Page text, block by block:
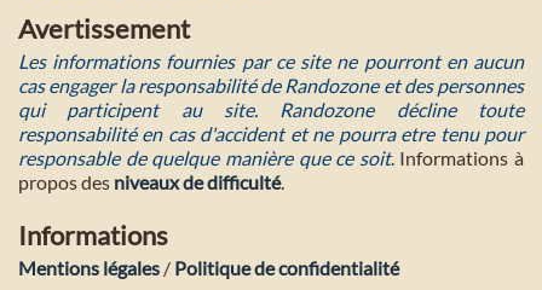
Avertissement
Les informations fournies par ce site ne pourront en aucun
cas engager la responsabilité de Randozone et des personnes
qui participent au site. Randozone décline toute
responsabilité en cas d'accident et ne pourra etre tenu pour
responsable de quelque manière que ce soit. Informations à
propos des niveaux de difficulté.
Informations
Mentions légales / Politique de confidentialité